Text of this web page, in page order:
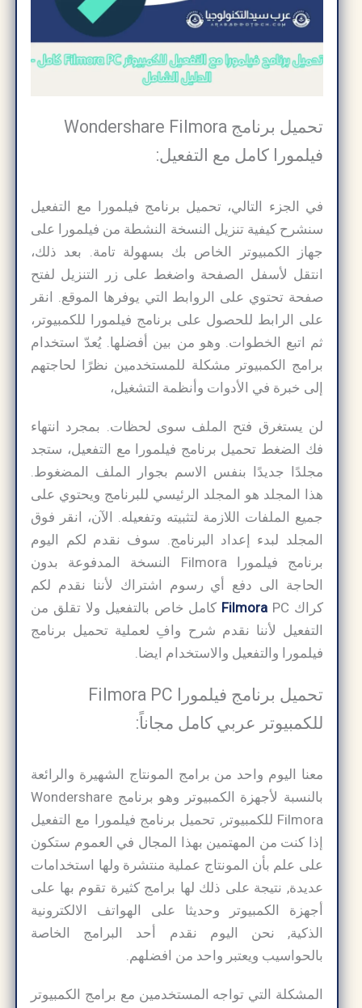
تحميل برنامج Wondershare Filmora
فيلمورا كامل مع التفعيل:
في الجزء التالي، تحميل برنامج فيلمورا مع التفعيل
سنشرح كيفية تنزيل النسخة النشطة من فيلمورا على
جهاز الكمبيوتر الخاص بك بسهولة تامة. بعد ذلك،
انتقل لأسفل الصفحة واضغط على زر التنزيل لفتح
صفحة تحتوي على الروابط التي يوفرها الموقع. انقر
على الرابط للحصول على برنامج فيلمورا للكمبيوتر،
ثم اتبع الخطوات. وهو من بين أفضلها. يُعدّ استخدام
برامج الكمبيوتر مشكلة للمستخدمين نظرًا لحاجتهم
إلى خبرة في الأدوات وأنظمة التشغيل،
لن يستغرق فتح الملف سوى لحظات. بمجرد انتهاء
فك الضغط تحميل برنامج فيلمورا مع التفعيل، ستجد
مجلدًا جديدًا بنفس الاسم بجوار الملف المضغوط.
هذا المجلد هو المجلد الرئيسي للبرنامج ويحتوي على
جميع الملفات اللازمة لتثبيته وتفعيله. الآن، انقر فوق
المجلد لبدء إعداد البرنامج. سوف نقدم لكم اليوم
برنامج فيلمورا Filmora النسخة المدفوعة بدون
الحاجة الى دفع أي رسوم اشتراك لأننا نقدم لكم
كراك
FilmoraPC كامل خاص بالتفعيل ولا تقلق من
التفعيل لأننا نقدم شرح وافِ لعملية تحميل برنامج
فيلمورا والتفعيل والاستخدام ايضا.
تحميل برنامج فيلمورا Filmora PC
للكمبيوتر عربي كامل مجاناً:
معنا اليوم واحد من برامج المونتاج الشهيرة والرائعة
بالنسبة لأجهزة الكمبيوتر وهو برنامج Wondershare
Filmora للكمبيوتر, تحميل برنامج فيلمورا مع التفعيل
إذا كنت من المهتمين بهذا المجال في العموم ستكون
على علم بأن المونتاج عملية منتشرة ولها استخدامات
عديدة, نتيجة على ذلك لها برامج كثيرة تقوم بها على
أجهزة الكمبيوتر وحديثا على الهواتف الالكترونية
الذكية, نحن اليوم نقدم أحد البرامج الخاصة
بالحواسيب ويعتبر واحد من افضلهم.
المشكلة التي تواجه المستخدمين مع برامج الكمبيوتر